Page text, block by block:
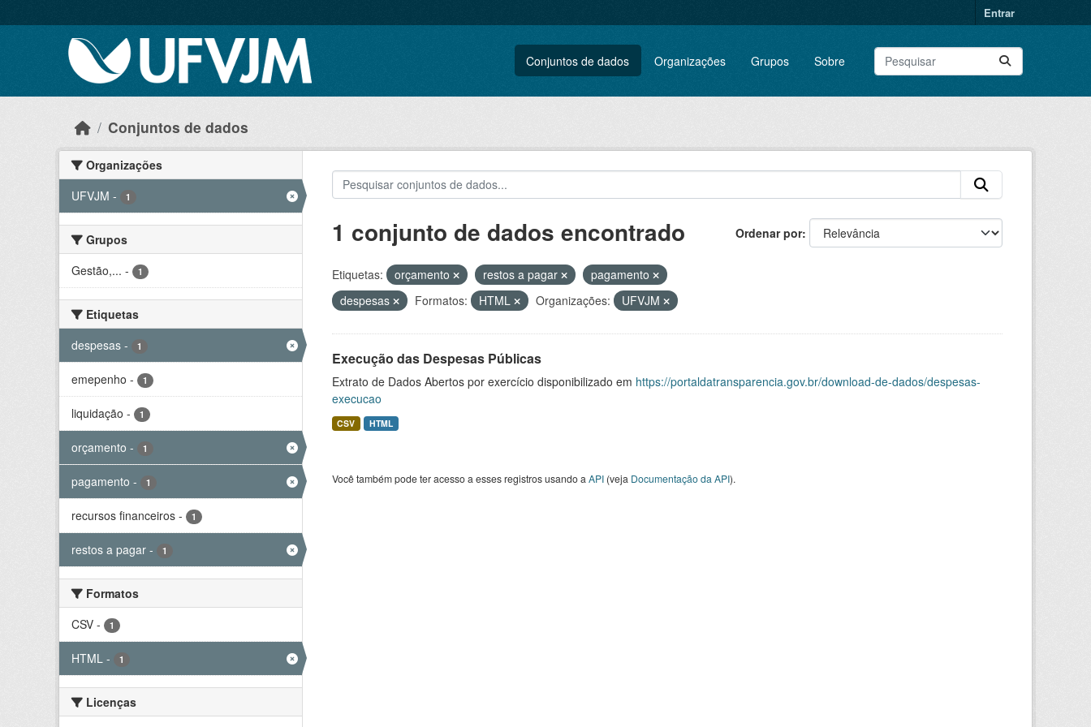
Entrar
Conjuntos de dados Organizações Grupos Sobre
Conjuntos de dados
Organizações
UFVJM - 1
Grupos
Gestão,... - 1
Etiquetas
despesas - 1
emepenho - 1
liquidação - 1
orçamento - 1
pagamento - 1
recursos financeiros - 1
restos a pagar - 1
Formatos
CSV - 1
HTML - 1
Licenças
Ordenar por
1 conjunto de dados encontrado
Etiquetas: orçamento restos a pagar
pagamento
despesas
Formatos: HTML Organizações: UFVJM
Execução das Despesas Públicas
Extrato de Dados Abertos por exercício disponibilizado em https://portaldatransparencia.gov.br/download-de-dados/despesas-
execucao
CSV HTML
Você também pode ter acesso a esses registros usando a API(veja Documentação da API).